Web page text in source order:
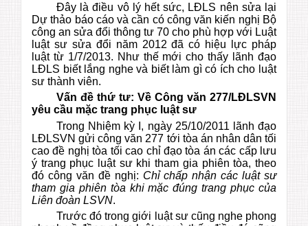
Đây là điều vô lý hết sức, LĐLS nên sửa lại
Dự thảo báo cáo và cần có công văn kiến nghị Bộ
công an sửa đổi thông tư 70 cho phù hợp với Luật
luật sư sửa đổi năm 2012 đã có hiệu lực pháp
luật từ 1/7/2013. Như thế mới cho thấy lãnh đạo
LĐLS biết lắng nghe và biết làm gì có ích cho luật
sư thành viên.
Vấn đề thứ tư: Về Công văn 277/LĐLSVN
yêu cầu mặc trang phục luật sư
Trong Nhiệm kỳ I, ngày 25/10/2011 lãnh đạo
LĐLSVN gửi công văn 277 tới tòa án nhân dân tối
cao đề nghị tòa tối cao chỉ đạo tòa án các cấp lưu
ý trang phục luật sư khi tham gia phiên tòa, theo
đó công văn đề nghị: Chỉ chấp nhận các luật sư
tham gia phiên tòa khi mặc đúng trang phục của
Liên đoàn LSVN.
Trước đó trong giới luật sư cũng nghe phong